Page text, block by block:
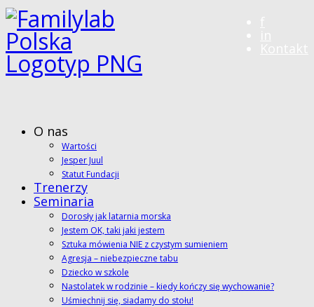
O nas
Wartości
Jesper Juul
Statut Fundacji
Trenerzy
Seminaria
Dorosły jak latarnia morska
Jestem OK, taki jaki jestem
Sztuka mówienia NIE z czystym sumieniem
Agresja – niebezpieczne tabu
Dziecko w szkole
Nastolatek w rodzinie – kiedy kończy się wychowanie?
Uśmiechnij się, siadamy do stołu!